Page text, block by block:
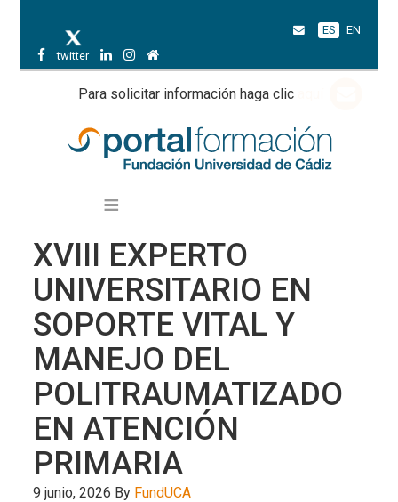
twitter
ES EN
Para solicitar información haga clic
XVIII EXPERTO
UNIVERSITARIO EN
SOPORTE VITAL Y
MANEJO DEL
POLITRAUMATIZADO
EN ATENCIÓN
PRIMARIA
9 junio, 2026 By FundUCA